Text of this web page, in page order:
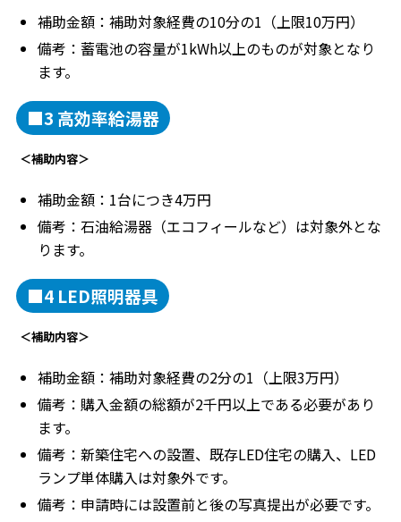
補助金額：補助対象経費の10分の1（上限10万円）
備考：蓄電池の容量が1kWh以上のものが対象となり
ます。
■3 高効率給湯器
＜補助内容＞
補助金額：1台につき4万円
備考：石油給湯器（エコフィールなど）は対象外とな
ります。
■4 LED照明器具
＜補助内容＞
補助金額：補助対象経費の2分の1（上限3万円）
備考：購入金額の総額が2千円以上である必要があり
ます。
備考：新築住宅への設置、既存LED住宅の購入、LED
ランプ単体購入は対象外です。
備考：申請時には設置前と後の写真提出が必要です。